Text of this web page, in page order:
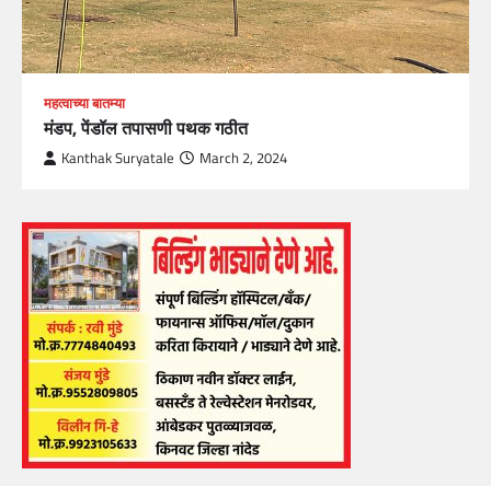
महत्वाच्या बातम्या
मंडप, पेंडॉल तपासणी पथक गठीत
Kanthak Suryatale March 2, 2024